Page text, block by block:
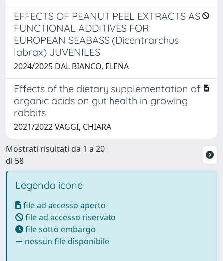
EFFECTS OF PEANUT PEEL EXTRACTS AS
FUNCTIONAL ADDITIVES FOR
EUROPEAN SEABASS (Dicentrarchus
labrax) JUVENILES
2024/2025 DAL BIANCO, ELENA
Effects of the dietary supplementation of
organic acids on gut health in growing
rabbits
2021/2022 VAGGI, CHIARA
Mostrati risultati da 1 a 20
di 58
Legenda icone
file ad accesso aperto
file ad accesso riservato
file sotto embargo
nessun file disponibile